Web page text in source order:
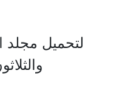
لتحميل مجلد
والثلاثون -